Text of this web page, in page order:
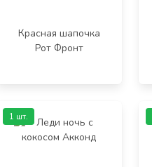
Красная шапочка
Рот Фронт
1 шт.